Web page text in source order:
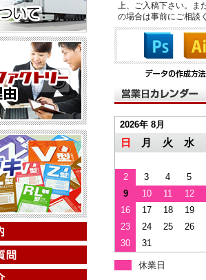
上、ご入稿下さい。ま
の場合は事前にご相談
2026年 8月
日 月 火 水
2 3 4
5
9
10 11
12
16
17 18
19
23
24 25
26
30
31
休業日